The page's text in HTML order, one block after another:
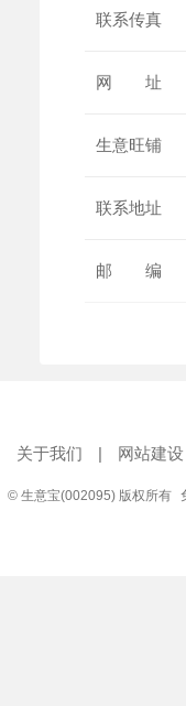
联系传真
网 址
生意旺铺
联系地址
邮 编
关于我们 | 网站建设
© 生意宝(002095) 版权所有